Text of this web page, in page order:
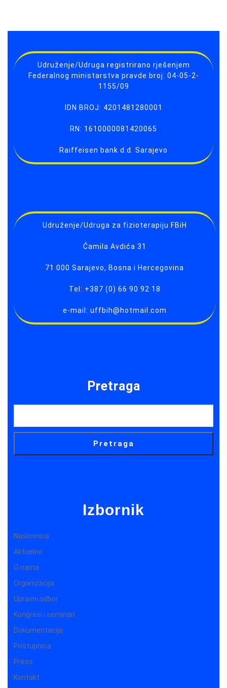
Udruženje/Udruga registrirano rješenjem
Federalnog ministarstva pravde broj: 04-05-2-
1155/09
IDN BROJ: 4201481280001
RN: 1610000081420065
Raiffeisen bank d.d. Sarajevo
Udruženje/Udruga za fizioterapiju FBiH
Ćamila Avdića 31
71 000 Sarajevo, Bosna i Hercegovina
Tel: +387 (0) 66 90 92 18
e-mail: uffbih@hotmail.com
Pretraga
Pretraga
Izbornik
Naslovnica
Aktuelno
O nama
Organizacija
Upravni odbor
Kongresi i seminari
Dokumentacija
Pristupnica
Press
Kontakt